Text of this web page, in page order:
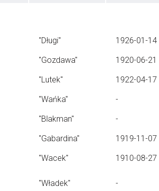
"Długi" 1926-01-14
"Gozdawa" 1920-06-21
"Lutek" 1922-04-17
"Wańka" -
"Blakman" -
"Gabardina" 1919-11-07
"Wacek" 1910-08-27
"Władek" -